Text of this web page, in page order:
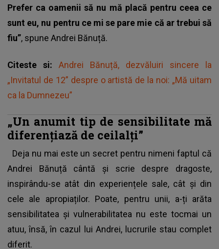
Prefer ca oamenii să nu mă placă pentru ceea ce
sunt eu, nu pentru ce mi se pare mie că ar trebui să
fiu”, spune Andrei Bănuță.
Citeste si: Andrei Bănuță, dezvăluiri sincere la
„Invitatul de 12” despre o artistă de la noi: „Mă uitam
ca la Dumnezeu”
„Un anumit tip de sensibilitate mă
diferențiază de ceilalți”
Deja nu mai este un secret pentru nimeni faptul că
Andrei Bănuță cântă și scrie despre dragoste,
inspirându-se atât din experiențele sale, cât și din
cele ale apropiaților. Poate, pentru unii, a-ți arăta
sensibilitatea și vulnerabilitatea nu este tocmai un
atuu, însă, în cazul lui Andrei, lucrurile stau complet
diferit.